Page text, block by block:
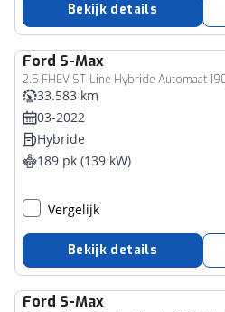
Bekijk details
Ford S-Max
33.583 km
03-2022
Hybride
189 pk (139 kW)
Vergelijk
Bekijk details
Ford S-Max